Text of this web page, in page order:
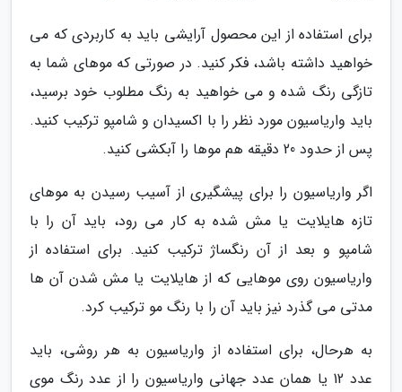
برای استفاده از این محصول آرایشی باید به کاربردی که می
خواهید داشته باشد، فکر کنید. در صورتی که موهای شما به
تازگی رنگ شده و می خواهید به رنگ مطلوب خود برسید،
باید واریاسیون مورد نظر را با اکسیدان و شامپو ترکیب کنید.
پس از حدود 20 دقیقه هم موها را آبکشی کنید.
اگر واریاسیون را برای پیشگیری از آسیب رسیدن به موهای
تازه هایلایت یا مش شده به کار می رود، باید آن را با
شامپو و بعد از آن رنگساژ ترکیب کنید. برای استفاده از
واریاسیون روی موهایی که از هایلایت یا مش شدن آن ها
مدتی می گذرد نیز باید آن را با رنگ مو ترکیب کرد.
به هرحال، برای استفاده از واریاسیون به هر روشی، باید
عدد 12 یا همان عدد جهانی واریاسیون را از عدد رنگ موی